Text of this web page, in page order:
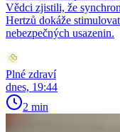
Vědci zjistili, že
Hertzů dokáže
nebezpečných usazenin.
Plné zdraví
dnes, 19:44
2 min